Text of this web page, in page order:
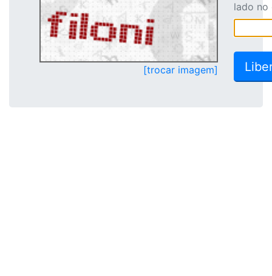
[trocar imagem]
lado no